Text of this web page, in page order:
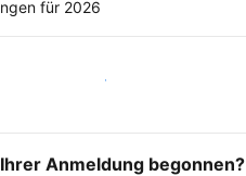
für 2026
Jetzt loslegen
Anmeldung begonnen?